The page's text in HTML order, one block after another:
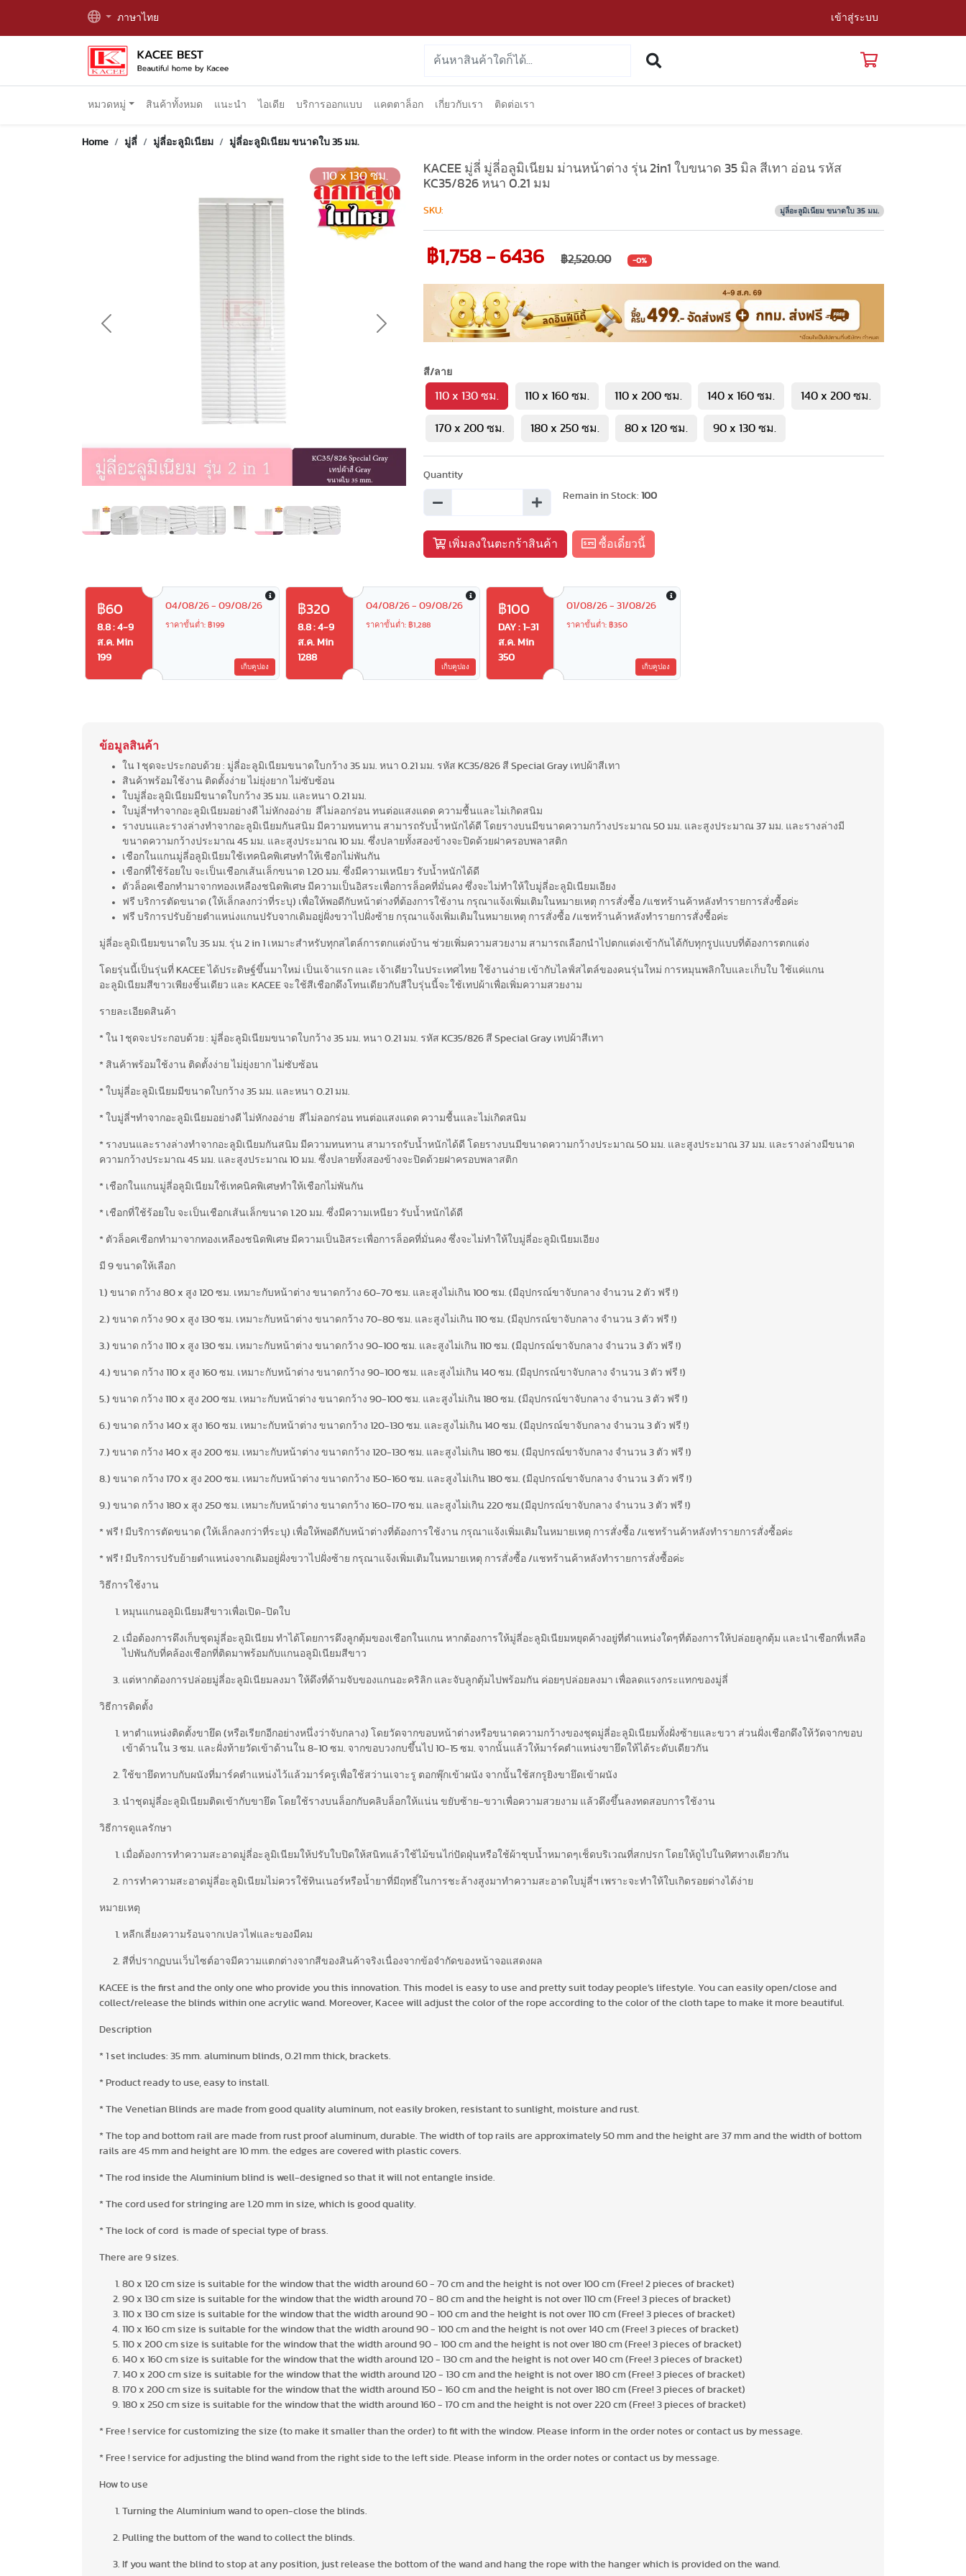
ภาษาไทย เข้าสู่ระบบ
หมวดหมู่ สินค้าทั้งหมด แนะนำ ไอเดีย บริการออกแบบ แคตตาล็อก เกี่ยวกับเรา ติดต่อเรา
Home มู่ลี่ มู่ลี่อะลูมิเนียม มู่ลี่อะลูมิเนียม ขนาดใบ 35 มม.
110 x 130 ซม.
Previous Next
KACEE มู่ลี่ มู่ลี่อลูมิเนียม ม่านหน้าต่าง รุ่น 2in1 ใบขนาด 35 มิล สีเทา อ่อน รหัส
KC35/826 หนา 0.21 มม
SKU: มู่ลี่อะลูมิเนียม ขนาดใบ 35 มม.
฿1,758 - 6436 ฿2,520.00 -0%
สี/ลาย
110 x 130 ซม. 110 x 160 ซม. 110 x 200 ซม. 140 x 160 ซม. 140 x 200 ซม.
170 x 200 ซม. 180 x 250 ซม. 80 x 120 ซม. 90 x 130 ซม.
Quantity
Remain in Stock: 100
เพิ่มลงในตะกร้าสินค้า ซื้อเดี๋ยวนี้
฿60
8.8 : 4-9
ส.ค. Min
199
04/08/26 - 09/08/26
ราคาขั้นต่ำ: ฿199
เก็บคูปอง
฿320
8.8 : 4-9
ส.ค. Min
1288
04/08/26 - 09/08/26
ราคาขั้นต่ำ: ฿1,288
เก็บคูปอง
฿100
DAY : 1-31
ส.ค. Min
350
01/08/26 - 31/08/26
ราคาขั้นต่ำ: ฿350
เก็บคูปอง
ข้อมูลสินค้า
ใน 1 ชุดจะประกอบด้วย : มู่ลี่อะลูมิเนียมขนาดใบกว้าง 35 มม. หนา 0.21 มม. รหัส KC35/826 สี Special Gray เทปผ้าสีเทา
สินค้าพร้อมใช้งาน ติดตั้งง่าย ไม่ยุ่งยาก ไม่ซับซ้อน
ใบมู่ลี่อะลูมิเนียมมีขนาดใบกว้าง 35 มม. และหนา 0.21 มม.
ใบมู่ลี่ฯทำจากอะลูมิเนียมอย่างดี ไม่หักงอง่าย สีไม่ลอกร่อน ทนต่อแสงแดด ความชื้นและไม่เกิดสนิม
รางบนและรางล่างทำจากอะลูมิเนียมกันสนิม มีความทนทาน สามารถรับน้ำหนักได้ดี โดยรางบนมีขนาดความกว้างประมาณ 50 มม. และสูงประมาณ 37 มม. และรางล่างมี
ขนาดความกว้างประมาณ 45 มม. และสูงประมาณ 10 มม. ซึ่งปลายทั้งสองข้างจะปิดด้วยฝาครอบพลาสติก
เชือกในแกนมู่ลี่อลูมิเนียมใช้เทคนิคพิเศษทำให้เชือกไม่พันกัน
เชือกที่ใช้ร้อยใบ จะเป็นเชือกเส้นเล็กขนาด 1.20 มม. ซึ่งมีความเหนียว รับน้ำหนักได้ดี
ตัวล็อคเชือกทำมาจากทองเหลืองชนิดพิเศษ มีความเป็นอิสระเพื่อการล็อคที่มั่นคง ซึ่งจะไม่ทำให้ใบมู่ลี่อะลูมิเนียมเอียง
ฟรี บริการตัดขนาด (ให้เล็กลงกว่าที่ระบุ) เพื่อให้พอดีกับหน้าต่างที่ต้องการใช้งาน กรุณาแจ้งเพิ่มเติมในหมายเหตุ การสั่งซื้อ /แชทร้านค้าหลังทำรายการสั่งซื้อค่ะ
ฟรี บริการปรับย้ายตำแหน่งแกนปรับจากเดิมอยู่ฝั่งขวาไปฝั่งซ้าย กรุณาแจ้งเพิ่มเติมในหมายเหตุ การสั่งซื้อ /แชทร้านค้าหลังทำรายการสั่งซื้อค่ะ
มู่ลี่อะลูมิเนียมขนาดใบ 35 มม. รุ่น 2 in 1 เหมาะสำหรับทุกสไตล์การตกแต่งบ้าน ช่วยเพิ่มความสวยงาม สามารถเลือกนำไปตกแต่งเข้ากันได้กับทุกรูปแบบที่ต้องการตกแต่ง
โดยรุ่นนี้เป็นรุ่นที่ KACEE ได้ประดิษฐ์ขึ้นมาใหม่ เป็นเจ้าแรก และ เจ้าเดียวในประเทศไทย ใช้งานง่าย เข้ากับไลฟ์สไตล์ของคนรุ่นใหม่ การหมุนพลิกใบและเก็บใบ ใช้แค่แกน
อะลูมิเนียมสีขาวเพียงชิ้นเดียว และ KACEE จะใช้สีเชือกดึงโทนเดียวกับสีใบรุ่นนี้จะใช้เทปผ้าเพื่อเพิ่มความสวยงาม
รายละเอียดสินค้า
* ใน 1 ชุดจะประกอบด้วย : มู่ลี่อะลูมิเนียมขนาดใบกว้าง 35 มม. หนา 0.21 มม. รหัส KC35/826 สี Special Gray เทปผ้าสีเทา
* สินค้าพร้อมใช้งาน ติดตั้งง่าย ไม่ยุ่งยาก ไม่ซับซ้อน
* ใบมู่ลี่อะลูมิเนียมมีขนาดใบกว้าง 35 มม. และหนา 0.21 มม.
* ใบมู่ลี่ฯทำจากอะลูมิเนียมอย่างดี ไม่หักงอง่าย สีไม่ลอกร่อน ทนต่อแสงแดด ความชื้นและไม่เกิดสนิม
* รางบนและรางล่างทำจากอะลูมิเนียมกันสนิม มีความทนทาน สามารถรับน้ำหนักได้ดี โดยรางบนมีขนาดความกว้างประมาณ 50 มม. และสูงประมาณ 37 มม. และรางล่างมีขนาด
ความกว้างประมาณ 45 มม. และสูงประมาณ 10 มม. ซึ่งปลายทั้งสองข้างจะปิดด้วยฝาครอบพลาสติก
* เชือกในแกนมู่ลี่อลูมิเนียมใช้เทคนิคพิเศษทำให้เชือกไม่พันกัน
* เชือกที่ใช้ร้อยใบ จะเป็นเชือกเส้นเล็กขนาด 1.20 มม. ซึ่งมีความเหนียว รับน้ำหนักได้ดี
* ตัวล็อคเชือกทำมาจากทองเหลืองชนิดพิเศษ มีความเป็นอิสระเพื่อการล็อคที่มั่นคง ซึ่งจะไม่ทำให้ใบมู่ลี่อะลูมิเนียมเอียง
มี 9 ขนาดให้เลือก
1.) ขนาด กว้าง 80 x สูง 120 ซม. เหมาะกับหน้าต่าง ขนาดกว้าง 60-70 ซม. และสูงไม่เกิน 100 ซม. (มีอุปกรณ์ขาจับกลาง จำนวน 2 ตัว ฟรี !)
2.) ขนาด กว้าง 90 x สูง 130 ซม. เหมาะกับหน้าต่าง ขนาดกว้าง 70-80 ซม. และสูงไม่เกิน 110 ซม. (มีอุปกรณ์ขาจับกลาง จำนวน 3 ตัว ฟรี !)
3.) ขนาด กว้าง 110 x สูง 130 ซม. เหมาะกับหน้าต่าง ขนาดกว้าง 90-100 ซม. และสูงไม่เกิน 110 ซม. (มีอุปกรณ์ขาจับกลาง จำนวน 3 ตัว ฟรี !)
4.) ขนาด กว้าง 110 x สูง 160 ซม. เหมาะกับหน้าต่าง ขนาดกว้าง 90-100 ซม. และสูงไม่เกิน 140 ซม. (มีอุปกรณ์ขาจับกลาง จำนวน 3 ตัว ฟรี !)
5.) ขนาด กว้าง 110 x สูง 200 ซม. เหมาะกับหน้าต่าง ขนาดกว้าง 90-100 ซม. และสูงไม่เกิน 180 ซม. (มีอุปกรณ์ขาจับกลาง จำนวน 3 ตัว ฟรี !)
6.) ขนาด กว้าง 140 x สูง 160 ซม. เหมาะกับหน้าต่าง ขนาดกว้าง 120-130 ซม. และสูงไม่เกิน 140 ซม. (มีอุปกรณ์ขาจับกลาง จำนวน 3 ตัว ฟรี !)
7.) ขนาด กว้าง 140 x สูง 200 ซม. เหมาะกับหน้าต่าง ขนาดกว้าง 120-130 ซม. และสูงไม่เกิน 180 ซม. (มีอุปกรณ์ขาจับกลาง จำนวน 3 ตัว ฟรี !)
8.) ขนาด กว้าง 170 x สูง 200 ซม. เหมาะกับหน้าต่าง ขนาดกว้าง 150-160 ซม. และสูงไม่เกิน 180 ซม. (มีอุปกรณ์ขาจับกลาง จำนวน 3 ตัว ฟรี !)
9.) ขนาด กว้าง 180 x สูง 250 ซม. เหมาะกับหน้าต่าง ขนาดกว้าง 160-170 ซม. และสูงไม่เกิน 220 ซม.(มีอุปกรณ์ขาจับกลาง จำนวน 3 ตัว ฟรี !)
* ฟรี ! มีบริการตัดขนาด (ให้เล็กลงกว่าที่ระบุ) เพื่อให้พอดีกับหน้าต่างที่ต้องการใช้งาน กรุณาแจ้งเพิ่มเติมในหมายเหตุ การสั่งซื้อ /แชทร้านค้าหลังทำรายการสั่งซื้อค่ะ
* ฟรี ! มีบริการปรับย้ายตำแหน่งจากเดิมอยู่ฝั่งขวาไปฝั่งซ้าย กรุณาแจ้งเพิ่มเติมในหมายเหตุ การสั่งซื้อ /แชทร้านค้าหลังทำรายการสั่งซื้อค่ะ
วิธีการใช้งาน
หมุนแกนอลูมิเนียมสีขาวเพื่อเปิด-ปิดใบ
เมื่อต้องการดึงเก็บชุดมู่ลี่อะลูมิเนียม ทำได้โดยการดึงลูกตุ้มของเชือกในแกน หากต้องการให้มู่ลี่อะลูมิเนียมหยุดค้างอยู่ที่ตำแหน่งใดๆที่ต้องการให้ปล่อยลูกตุ้ม และนำเชือกที่เหลือ
ไปพันกับที่คล้องเชือกที่ติดมาพร้อมกับแกนอลูมิเนียมสีขาว
แต่หากต้องการปล่อยมู่ลี่อะลูมิเนียมลงมา ให้ดึงที่ด้ามจับของแกนอะคริลิก และจับลูกตุ้มไปพร้อมกัน ค่อยๆปล่อยลงมา เพื่อลดแรงกระแทกของมู่ลี่
วิธีการติดตั้ง
หาตำแหน่งติดตั้งขายึด (หรือเรียกอีกอย่างหนึ่งว่าจับกลาง) โดยวัดจากขอบหน้าต่างหรือขนาดความกว้างของชุดมู่ลี่อะลูมิเนียมทั้งฝั่งซ้ายและขวา ส่วนฝั่งเชือกดึงให้วัดจากขอบ
เข้าด้านใน 3 ซม. และฝั่งท้ายวัดเข้าด้านใน 8-10 ซม. จากขอบวงกบขึ้นไป 10-15 ซม. จากนั้นแล้วให้มาร์คตำแหน่งขายึดให้ได้ระดับเดียวกัน
ใช้ขายึดทาบกับผนังที่มาร์คตำแหน่งไว้แล้วมาร์ครูเพื่อใช้สว่านเจาะรู ตอกพุ๊กเข้าผนัง จากนั้นใช้สกรูยิงขายึดเข้าผนัง
นำชุดมู่ลี่อะลูมิเนียมติดเข้ากับขายึด โดยใช้รางบนล็อกกับคลิบล็อกให้แน่น ขยับซ้าย-ขวาเพื่อความสวยงาม แล้วดึงขึ้นลงทดสอบการใช้งาน
วิธีการดูแลรักษา
เมื่อต้องการทำความสะอาดมู่ลี่อะลูมิเนียมให้ปรับใบปิดให้สนิทแล้วใช้ไม้ขนไก่ปัดฝุ่นหรือใช้ผ้าชุบน้ำหมาดๆเช็ดบริเวณที่สกปรก โดยให้ถูไปในทิศทางเดียวกัน
การทำความสะอาดมู่ลี่อะลูมิเนียมไม่ควรใช้ทินเนอร์หรือน้ำยาที่มีฤทธิ์ในการชะล้างสูงมาทำความสะอาดใบมู่ลี่ฯ เพราะจะทำให้ใบเกิดรอยด่างได้ง่าย
หมายเหตุ
หลีกเลี่ยงความร้อนจากเปลวไฟและของมีคม
สีที่ปรากฏบนเว็บไซต์อาจมีความแตกต่างจากสีของสินค้าจริงเนื่องจากข้อจำกัดของหน้าจอแสดงผล
KACEE is the first and the only one who provide you this innovation. This model is easy to use and pretty suit today people’s lifestyle. You can easily open/close and
collect/release the blinds within one acrylic wand. Moreover, Kacee will adjust the color of the rope according to the color of the cloth tape to make it more beautiful.
Description
* 1 set includes: 35 mm. aluminum blinds, 0.21 mm thick, brackets.
* Product ready to use, easy to install.
* The Venetian Blinds are made from good quality aluminum, not easily broken, resistant to sunlight, moisture and rust.
* The top and bottom rail are made from rust proof aluminum, durable. The width of top rails are approximately 50 mm and the height are 37 mm and the width of bottom
rails are 45 mm and height are 10 mm. the edges are covered with plastic covers.
* The rod inside the Aluminium blind is well-designed so that it will not entangle inside.
* The cord used for stringing are 1.20 mm in size, which is good quality.
* The lock of cord is made of special type of brass.
There are 9 sizes.
80 x 120 cm size is suitable for the window that the width around 60 - 70 cm and the height is not over 100 cm (Free! 2 pieces of bracket)
90 x 130 cm size is suitable for the window that the width around 70 - 80 cm and the height is not over 110 cm (Free! 3 pieces of bracket)
110 x 130 cm size is suitable for the window that the width around 90 - 100 cm and the height is not over 110 cm (Free! 3 pieces of bracket)
110 x 160 cm size is suitable for the window that the width around 90 - 100 cm and the height is not over 140 cm (Free! 3 pieces of bracket)
110 x 200 cm size is suitable for the window that the width around 90 - 100 cm and the height is not over 180 cm (Free! 3 pieces of bracket)
140 x 160 cm size is suitable for the window that the width around 120 - 130 cm and the height is not over 140 cm (Free! 3 pieces of bracket)
140 x 200 cm size is suitable for the window that the width around 120 - 130 cm and the height is not over 180 cm (Free! 3 pieces of bracket)
170 x 200 cm size is suitable for the window that the width around 150 - 160 cm and the height is not over 180 cm (Free! 3 pieces of bracket)
180 x 250 cm size is suitable for the window that the width around 160 - 170 cm and the height is not over 220 cm (Free! 3 pieces of bracket)
* Free ! service for customizing the size (to make it smaller than the order) to fit with the window. Please inform in the order notes or contact us by message.
* Free ! service for adjusting the blind wand from the right side to the left side. Please inform in the order notes or contact us by message.
How to use
Turning the Aluminium wand to open-close the blinds.
Pulling the buttom of the wand to collect the blinds.
If you want the blind to stop at any position, just release the bottom of the wand and hang the rope with the hanger which is provided on the wand.